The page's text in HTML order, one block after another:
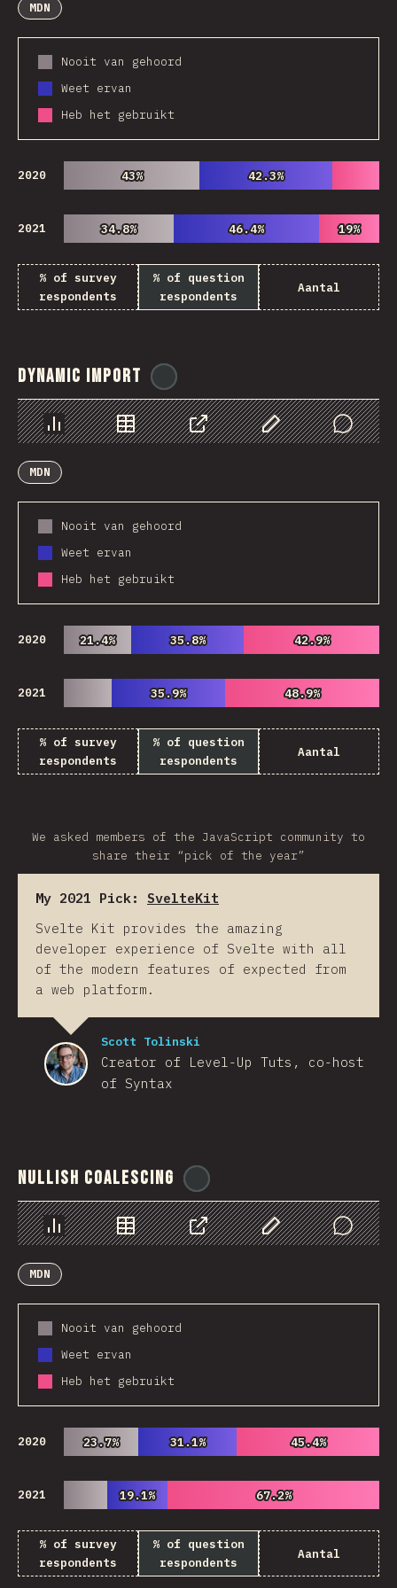
MDN
Nooit van gehoord
Weet ervan
Heb het gebruikt
2020 43%
43% 42.3%
42.3%
2021 34.8%
34.8% 46.4%
46.4% 19%
19%
% of survey
respondents
% of question
respondents
Aantal
Dynamic Import
Chart Data Share Customize Data
Comments
MDN
Nooit van gehoord
Weet ervan
Heb het gebruikt
2020 21.4%
21.4% 35.8%
35.8% 42.9%
42.9%
2021 35.9%
35.9% 48.9%
48.9%
% of survey
respondents
% of question
respondents
Aantal
We asked members of the JavaScript community to
share their “pick of the year”
My 2021 Pick: SvelteKit
Svelte Kit provides the amazing
developer experience of Svelte with all
of the modern features of expected from
a web platform.
Scott Tolinski
Creator of Level-Up Tuts, co-host
of Syntax
Nullish Coalescing
Chart Data Share Customize Data
Comments
MDN
Nooit van gehoord
Weet ervan
Heb het gebruikt
2020 23.7%
23.7% 31.1%
31.1% 45.4%
45.4%
2021 19.1%
19.1% 67.2%
67.2%
% of survey
respondents
% of question
respondents
Aantal